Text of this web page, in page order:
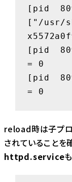
[pid
["/usr/
[pid
= 0
[pid
= 0
reload時は子プロ
されていることを
httpd.service